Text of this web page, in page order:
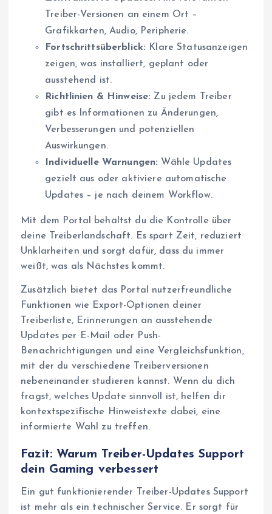
Treiber-Versionen an einem Ort –
Grafikkarten, Audio, Peripherie.
Fortschrittsüberblick: Klare Statusanzeigen
zeigen, was installiert, geplant oder
ausstehend ist.
Richtlinien & Hinweise: Zu jedem Treiber
gibt es Informationen zu Änderungen,
Verbesserungen und potenziellen
Auswirkungen.
Individuelle Warnungen: Wähle Updates
gezielt aus oder aktiviere automatische
Updates – je nach deinem Workflow.
Mit dem Portal behältst du die Kontrolle über
deine Treiberlandschaft. Es spart Zeit, reduziert
Unklarheiten und sorgt dafür, dass du immer
weißt, was als Nächstes kommt.
Zusätzlich bietet das Portal nutzerfreundliche
Funktionen wie Export-Optionen deiner
Treiberliste, Erinnerungen an ausstehende
Updates per E-Mail oder Push-
Benachrichtigungen und eine Vergleichsfunktion,
mit der du verschiedene Treiberversionen
nebeneinander studieren kannst. Wenn du dich
fragst, welches Update sinnvoll ist, helfen dir
kontextspezifische Hinweistexte dabei, eine
informierte Wahl zu treffen.
Fazit: Warum Treiber-Updates Support
dein Gaming verbessert
Ein gut funktionierender Treiber-Updates Support
ist mehr als ein technischer Service. Er sorgt für